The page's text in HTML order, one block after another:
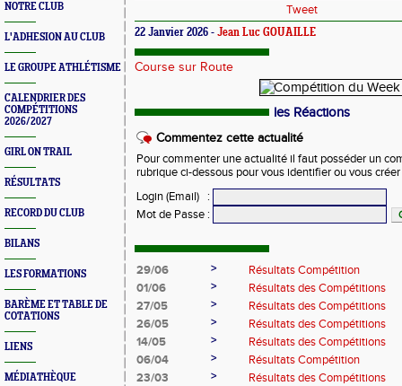
NOTRE CLUB
L'ADHESION AU CLUB
LE GROUPE ATHLÉTISME
CALENDRIER DES
COMPÉTITIONS
2026/2027
GIRL ON TRAIL
RÉSULTATS
RECORD DU CLUB
BILANS
LES FORMATIONS
BARÈME ET TABLE DE
COTATIONS
LIENS
MÉDIATHÈQUE
Tweet
22 Janvier 2026 - Jean Luc GOUAILLE
Course sur Route
les Réactions
Commentez cette actualité
Pour commenter une actualité il faut posséder un
rubrique ci-dessous pour vous identifier ou vous
Login (Email)
:
Mot de Passe :
29/06 >
Résultats Compétition
01/06
>
Résultats des Compétitions
27/05
>
Résultats des Compétitions
26/05
>
Résultats des Compétitions
14/05
>
Résultats des Compétitions
06/04
>
Résultats Compétition
23/03
>
Résultats des Compétitions